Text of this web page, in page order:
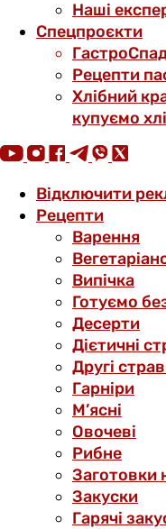
Наші
Спецпроєкти
Рецепти
Хлібний
купуємо
Відключити
Рецепти
Варення
Випічка
Готуємо
Десерти
Дієтичні
Другі
Гарніри
М’ясні
Овочеві
Рибне
Заготовки
Закуски
Гарячі